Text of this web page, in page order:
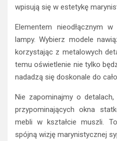
wpisują się w estetykę
Elementem nieodłącznym
lampy. Wybierz modele
korzystając z metalowych
temu oświetlenie nie tylko
nadadzą się doskonale do
Nie zapominajmy o
przypominających okna
mebli w kształcie muszli.
spójną wizję marynistycznej